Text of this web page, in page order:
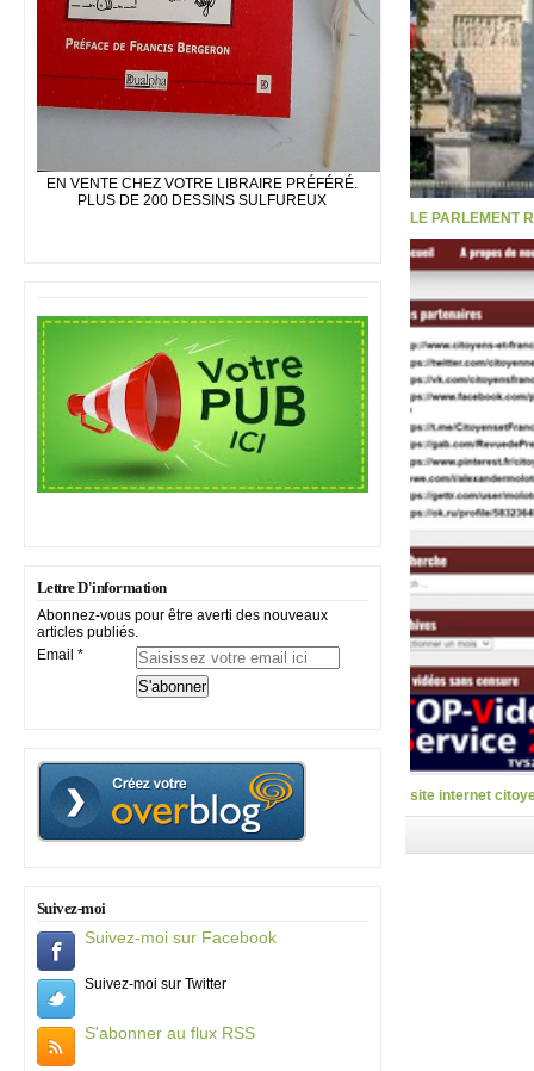
EN VENTE CHEZ VOTRE LIBRAIRE PRÉFÉRÉ.
PLUS DE 200 DESSINS SULFUREUX
Lettre D'information
Abonnez-vous pour être averti des nouveaux
articles publiés.
Email
Suivez-moi
Suivez-moi sur Facebook
Suivez-moi sur Twitter
S'abonner au flux RSS
LE PARLEMENT
site internet